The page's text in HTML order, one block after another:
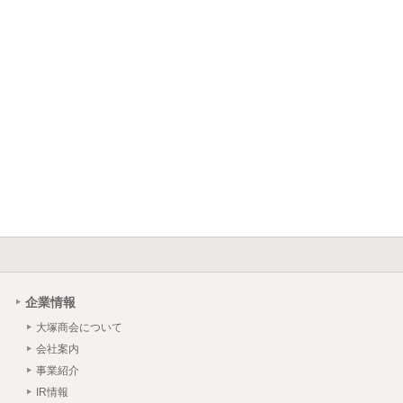
企業情報
大塚商会について
会社案内
事業紹介
IR情報